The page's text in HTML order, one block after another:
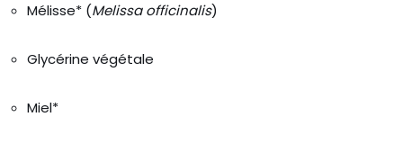
Mélisse* (Melissa officinalis)
Glycérine végétale
Miel*